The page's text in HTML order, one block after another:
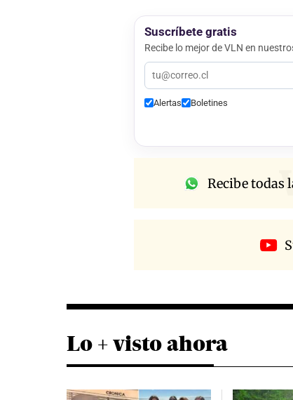
Suscríbete gratis
Recibe lo mejor de VLN en
Alertas Boletines
Recibe todas
Lo + visto ahora